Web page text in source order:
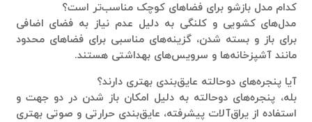
کدام مدل بازشو برای فضاهای کوچک مناسب‌تر است؟
مدل‌های کشویی و کلنگی به دلیل عدم نیاز به فضای اضافی
برای باز و بسته شدن، گزینه‌های مناسبی برای فضاهای محدود
مانند آشپزخانه‌ها و سرویس‌های بهداشتی هستند.
آیا پنجره‌های دوحالته عایق‌بندی بهتری دارند؟
بله، پنجره‌های دوحالته به دلیل امکان باز شدن در دو جهت و
استفاده از یراق‌آلات پیشرفته، عایق‌بندی حرارتی و صوتی بهتری